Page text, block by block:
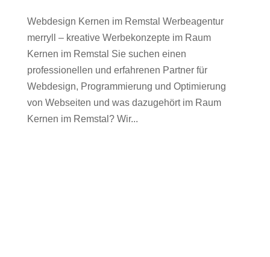
Webdesign Kernen im Remstal Werbeagentur
merryll – kreative Werbekonzepte im Raum
Kernen im Remstal Sie suchen einen
professionellen und erfahrenen Partner für
Webdesign, Programmierung und Optimierung
von Webseiten und was dazugehört im Raum
Kernen im Remstal? Wir...